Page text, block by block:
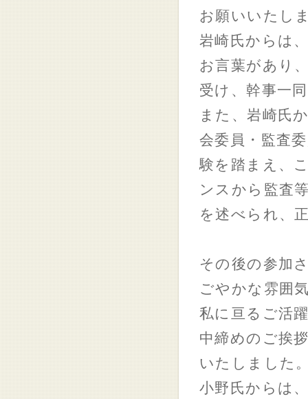
お願いいたし
岩崎氏からは
お言葉があり
受け、幹事一
また、岩崎氏
会委員・監査
験を踏まえ、
ンスから監査
を述べられ、
その後の参加
ごやかな雰囲
私に亘るご活
中締めのご挨
いたしました
小野氏からは